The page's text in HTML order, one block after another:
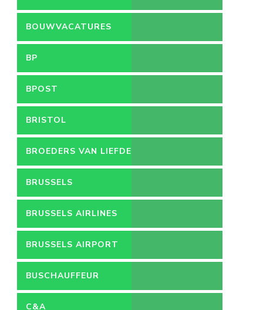
LEEFMILIEU
BOUWVACATURES
BP
BPOST
BRISTOL
BROEDERS VAN LIEFDE
BRUSSELS
BRUSSELS AIRLINES
BRUSSELS AIRPORT
BUSCHAUFFEUR
C&A